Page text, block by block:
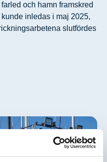
och hamn framskred
inledas i maj 2025,
slutfördes